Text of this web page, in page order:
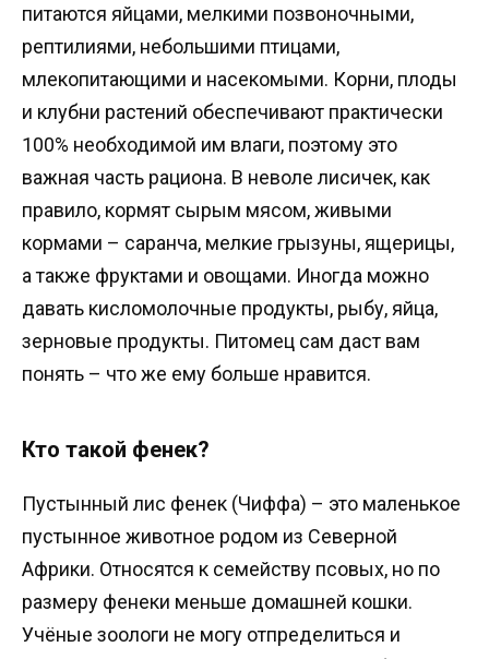
питаются яйцами, мелкими позвоночными,
рептилиями, небольшими птицами,
млекопитающими и насекомыми. Корни, плоды
и клубни растений обеспечивают практически
100% необходимой им влаги, поэтому это
важная часть рациона. В неволе лисичек, как
правило, кормят сырым мясом, живыми
кормами – саранча, мелкие грызуны, ящерицы,
а также фруктами и овощами. Иногда можно
давать кисломолочные продукты, рыбу, яйца,
зерновые продукты. Питомец сам даст вам
понять – что же ему больше нравится.
Кто такой фенек?
Пустынный лис фенек (Чиффа) – это маленькое
пустынное животное родом из Северной
Африки. Относятся к семейству псовых, но по
размеру фенеки меньше домашней кошки.
Учёные зоологи не могу отпределиться и